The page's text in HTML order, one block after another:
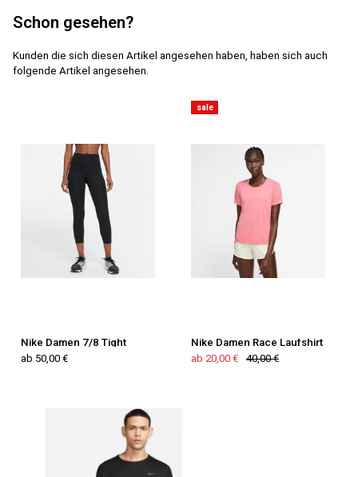
Schon gesehen?
Kunden die sich diesen Artikel angesehen haben, haben sich auch
folgende Artikel angesehen.
Nike Damen 7/8 Tight
ab 50,00 €
sale
Nike Damen Race Laufshirt
ab 20,00 €
40,00 €